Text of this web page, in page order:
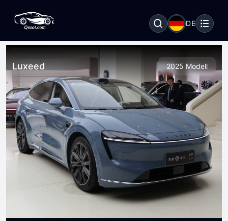
DE
Luxeed 2025 Modell